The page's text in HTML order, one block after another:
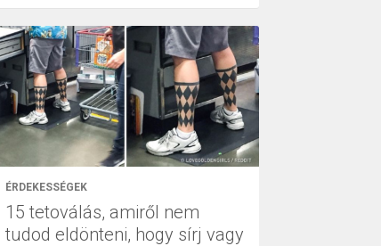
ÉRDEKESSÉGEK
15 tetoválás, amiről nem
tudod eldönteni, hogy sírj vagy